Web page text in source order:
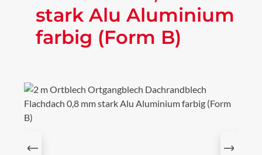
stark Alu Aluminium
farbig (Form B)
Bildergalerie überspringen